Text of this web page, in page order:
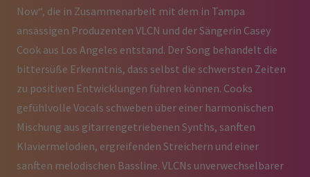
Now“, die in Zusammenarbeit mit dem in Tampa
ansässigen Produzenten VLCN und der Sängerin Casey
Cook aus Los Angeles entstand. Der Song behandelt die
bittersüße Erkenntnis, dass selbst die schwersten Zeiten
zu positiven Entwicklungen führen können. Cooks
gefühlvolle Vocals schweben über einer harmonischen
Mischung aus gitarrengetriebenen Synths, sanften
Klaviermelodien, ergreifenden Streichern und einer
sanften melodischen Bassline. VLCNs unverwechselbarer